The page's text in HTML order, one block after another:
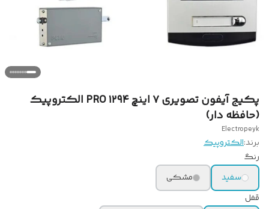
پکیج آیفون تصویری ۷ اینچ ۱۲۹۴ PRO الکتروپیک
(حافظه دار)
Electropeyk
برند:الکتروپیک
رنگ
سفید
مشکی
قفل